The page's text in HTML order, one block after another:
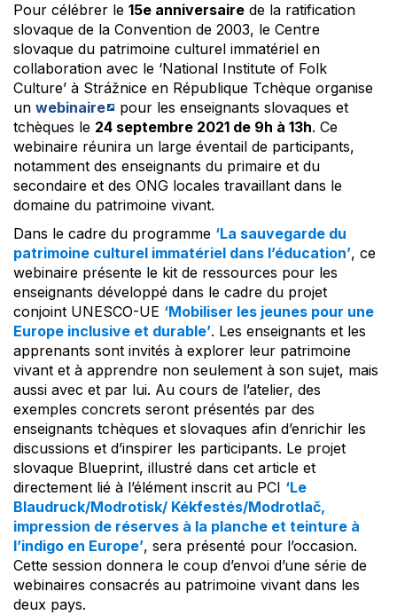
Pour célébrer le 15e anniversaire de la ratification
slovaque de la Convention de 2003, le Centre
slovaque du patrimoine culturel immatériel en
collaboration avec le ‘National Institute of Folk
Culture’ à Strážnice en République Tchèque organise
un webinaire
pour les enseignants slovaques et
tchèques le 24 septembre 2021 de 9h à 13h. Ce
webinaire réunira un large éventail de participants,
notamment des enseignants du primaire et du
secondaire et des ONG locales travaillant dans le
domaine du patrimoine vivant.
Dans le cadre du programme ‘La sauvegarde du
patrimoine culturel immatériel dans l’éducation’, ce
webinaire présente le kit de ressources pour les
enseignants développé dans le cadre du projet
conjoint UNESCO-UE ‘Mobiliser les jeunes pour une
Europe inclusive et durable’. Les enseignants et les
apprenants sont invités à explorer leur patrimoine
vivant et à apprendre non seulement à son sujet, mais
aussi avec et par lui. Au cours de l’atelier, des
exemples concrets seront présentés par des
enseignants tchèques et slovaques afin d’enrichir les
discussions et d’inspirer les participants. Le projet
slovaque Blueprint, illustré dans cet article et
directement lié à l’élément inscrit au PCI ‘Le
Blaudruck/Modrotisk/ Kékfestés/Modrotlač,
impression de réserves à la planche et teinture à
l’indigo en Europe’, sera présenté pour l’occasion.
Cette session donnera le coup d’envoi d’une série de
webinaires consacrés au patrimoine vivant dans les
deux pays.